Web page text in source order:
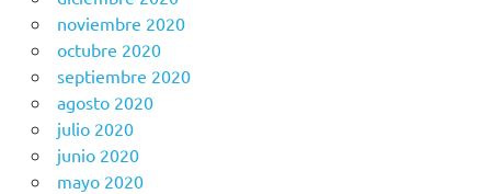
noviembre 2020
octubre 2020
septiembre 2020
agosto 2020
julio 2020
junio 2020
mayo 2020